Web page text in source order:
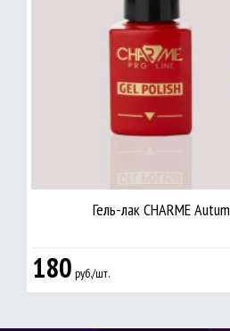
Гель-лак CHARME
180 руб./шт.